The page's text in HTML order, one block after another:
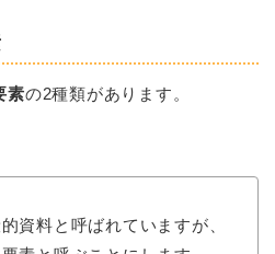
素の2種類があります。
資料と呼ばれていますが、